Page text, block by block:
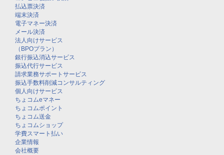
払込票決済
端末決済
電子マネー決済
メール決済
法人向けサービス
（BPOプラン）
銀行振込消込サービス
振込代行サービス
請求業務サポートサービス
振込手数料削減コンサルティング
個人向けサービス
ちょコムeマネー
ちょコムポイント
ちょコム送金
ちょコムショップ
学費スマート払い
企業情報
会社概要